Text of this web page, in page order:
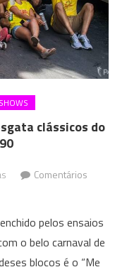
SHOWS
clássicos do
Comentários
pelos ensaios
o belo carnaval de
blocos é o “Me